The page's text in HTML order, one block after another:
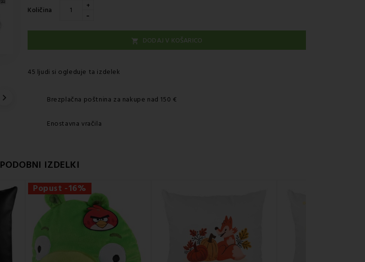

Količina +
-
 DODAJ V KOŠARICO
45 ljudi si ogleduje ta izdelek
Brezplačna poštnina za nakupe nad 150 €
Enostavna vračila
PODOBNI IZDELKI
Popust -16%